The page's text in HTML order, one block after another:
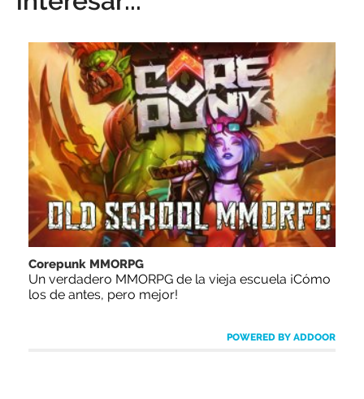
Corepunk MMORPG
Un verdadero MMORPG de la vieja escuela ¡Cómo
los de antes, pero mejor!
POWERED BY ADDOOR